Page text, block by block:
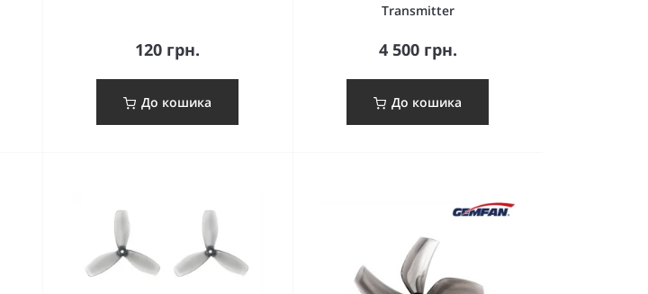
120 грн.
До кошика
Transmitter
4 500 грн.
До кошика